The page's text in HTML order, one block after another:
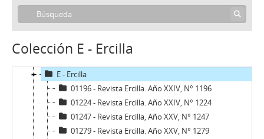
Colección E - Ercilla
CEP - Cuadernos de Educación Popular
CU - Cuncuna
D - Desfile
DyT - Diálogo y Transición
E - Ercilla
01196 - Revista Ercilla. Año XXIV, N° 1196
01224 - Revista Ercilla. Año XXIV, N° 1224
01247 - Revista Ercilla, Año XXV, N° 1247
01279 - Revista Ercilla. Año XXV, N° 1279